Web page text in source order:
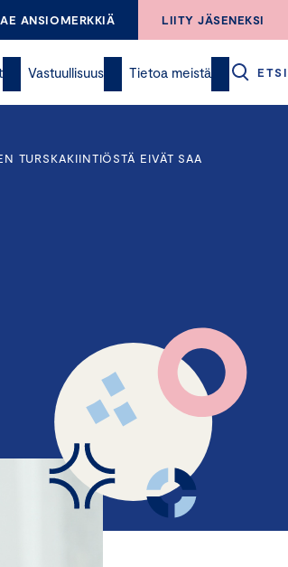
ANSIOMERKKIÄ LIITY JÄSENEKSI
Vastuullisuus Tietoa meistä ETSI
TURSKAKIINTIÖSTÄ EIVÄT SAA